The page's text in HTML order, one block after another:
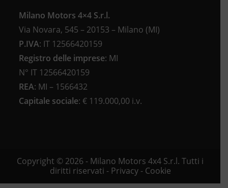
Milano Motors 4×4 S.r.l.
Via Novara, 545 – 20153 – Milano (MI)
P.IVA: IT 12566420159
Registro delle imprese: MI
N° IT 12566420159
REA: MI – 1566432
Capitale sociale: € 119.000,00 i.v.
Copyright © 2026 - Milano Motors 4x4 S.r.l. Tutti i
diritti riservati - Privacy- Cookie